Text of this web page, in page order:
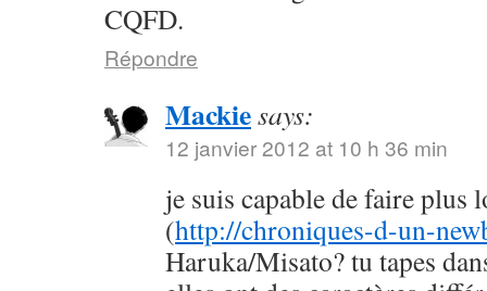
CQFD.
Répondre
Mackiesays:
12 janvier 2012 at 10 h 36 min
je suis capable de faire plus
(http://chroniques-d-un-
Haruka/Misato? tu tapes